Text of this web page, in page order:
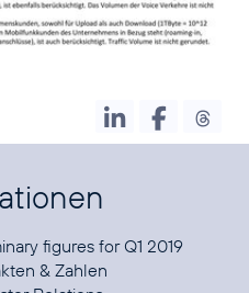
figures for Q1 2019
& Zahlen